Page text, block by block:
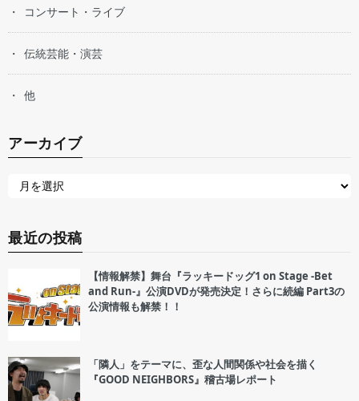
コンサート・ライブ
伝統芸能・演芸
他
アーカイブ
最近の投稿
【情報解禁】舞台『ラッキードッグ1 on Stage -Bet
and Run-』公演DVDが発売決定！さらに続編 Part3の
公演情報も解禁！！
「隣人」をテーマに、歪な人間関係や社会を描く
『GOOD NEIGHBORS』稽古場レポート